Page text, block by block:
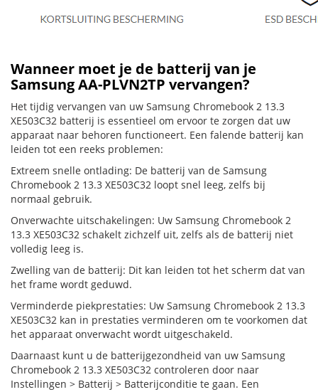
Wanneer moet je de batterij van je
Samsung AA-PLVN2TP vervangen?
Het tijdig vervangen van uw Samsung Chromebook 2 13.3
XE503C32 batterij is essentieel om ervoor te zorgen dat uw
apparaat naar behoren functioneert. Een falende batterij kan
leiden tot een reeks problemen:
Extreem snelle ontlading: De batterij van de Samsung
Chromebook 2 13.3 XE503C32 loopt snel leeg, zelfs bij
normaal gebruik.
Onverwachte uitschakelingen: Uw Samsung Chromebook 2
13.3 XE503C32 schakelt zichzelf uit, zelfs als de batterij niet
volledig leeg is.
Zwelling van de batterij: Dit kan leiden tot het scherm dat van
het frame wordt geduwd.
Verminderde piekprestaties: Uw Samsung Chromebook 2 13.3
XE503C32 kan in prestaties verminderen om te voorkomen dat
het apparaat onverwacht wordt uitgeschakeld.
Daarnaast kunt u de batterijgezondheid van uw Samsung
Chromebook 2 13.3 XE503C32 controleren door naar
Instellingen > Batterij > Batterijconditie te gaan. Een